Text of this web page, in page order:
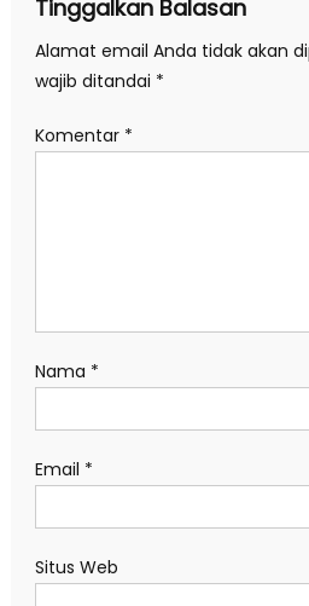
Tinggalkan Balasan
Alamat email Anda tidak akan
wajib ditandai *
Komentar *
Nama *
Email *
Situs Web